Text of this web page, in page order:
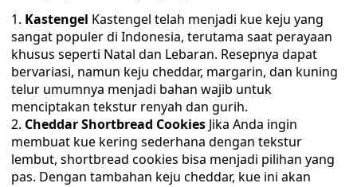
Kastengel Kastengel telah menjadi kue keju yang
sangat populer di Indonesia, terutama saat perayaan
khusus seperti Natal dan Lebaran. Resepnya dapat
bervariasi, namun keju cheddar, margarin, dan kuning
telur umumnya menjadi bahan wajib untuk
menciptakan tekstur renyah dan gurih.
Cheddar Shortbread Cookies Jika Anda ingin
membuat kue kering sederhana dengan tekstur
lembut, shortbread cookies bisa menjadi pilihan yang
pas. Dengan tambahan keju cheddar, kue ini akan